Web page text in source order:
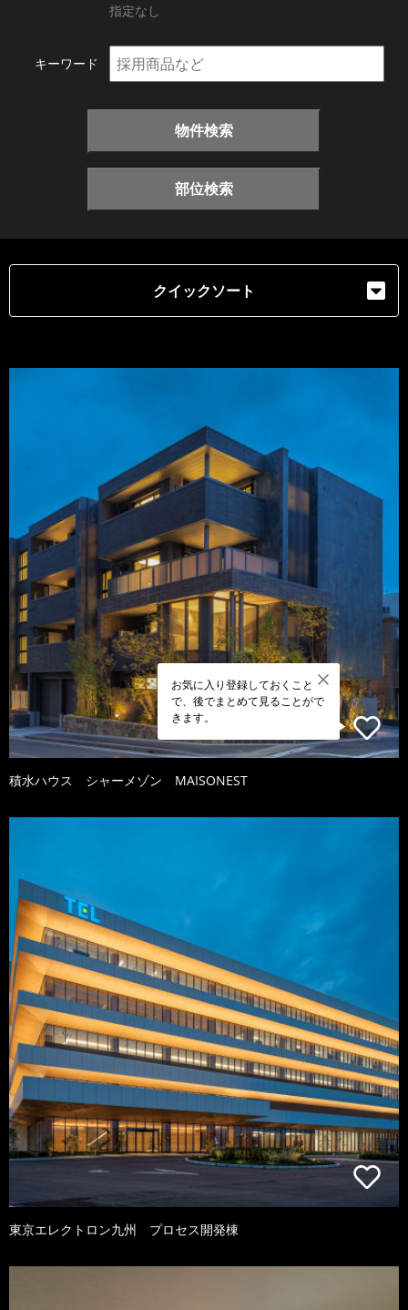
指定なし
キーワード
物件検索
部位検索
クイックソート
お気に入り登録しておくこと
で、後でまとめて見ることがで
きます。
積水ハウス シャーメゾン MAISONEST
東京エレクトロン九州 プロセス開発棟